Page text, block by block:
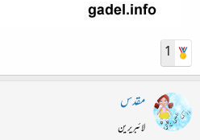
1
مقدس
لائبریرین